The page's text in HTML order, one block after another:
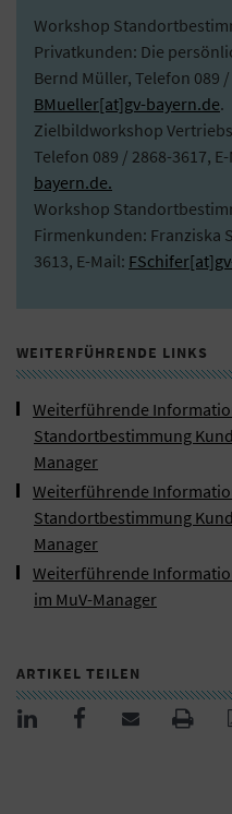
Workshop
Privatkunden: Die
Bernd Müller, Telefon 089
BMueller[at]gv-bayern.de.
Zielbildworkshop
Telefon 089 / 2868-3617,
bayern.de.
Workshop
Firmenkunden: Franziska
3613, E-Mail:
WEITERFÜHRENDE LINKS
Weiterführende
Standortbestimmung
Manager
Weiterführende
Standortbestimmung
Manager
Weiterführende
im MuV-Manager
ARTIKEL TEILEN